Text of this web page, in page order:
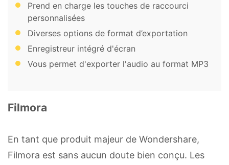
Prend en charge les touches de raccourci
personnalisées
Diverses options de format d’exportation
Enregistreur intégré d'écran
Vous permet d'exporter l'audio au format MP3
Filmora
En tant que produit majeur de Wondershare,
Filmora est sans aucun doute bien conçu. Les